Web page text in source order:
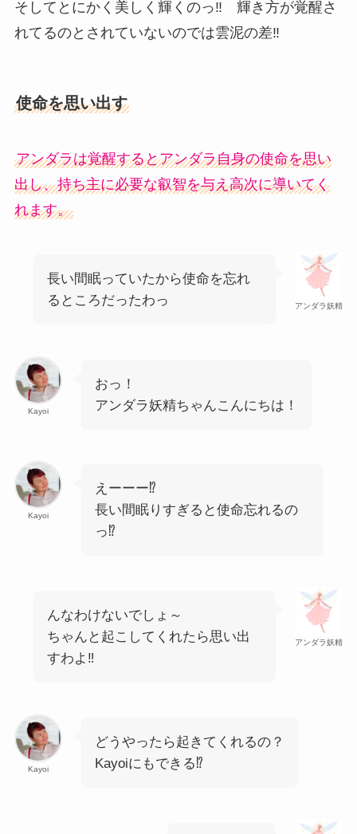
そしてとにかく美しく輝くのっ‼ 輝き方が覚醒さ
れてるのとされていないのでは雲泥の差‼
使命を思い出す
アンダラは覚醒するとアンダラ自身の使命を思い
出し、持ち主に必要な叡智を与え高次に導いてく
れます。
アンダラ妖精
長い間眠っていたから使命を忘れ
るところだったわっ
Kayoi
おっ！
アンダラ妖精ちゃんこんにちは！
Kayoi
えーーー⁉
長い間眠りすぎると使命忘れるの
っ⁉
アンダラ妖精
んなわけないでしょ～
ちゃんと起こしてくれたら思い出
すわよ‼
Kayoi
どうやったら起きてくれるの？
Kayoiにもできる⁉